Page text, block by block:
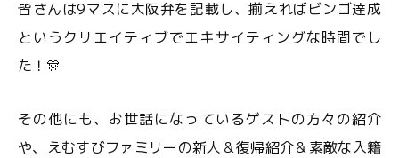
皆さんは9マスに大阪弁を記載し、揃えればビンゴ達成
というクリエイティブでエキサイティングな時間でし
た！🎊
その他にも、お世話になっているゲストの方々の紹介
や、えむすびファミリーの新人＆復帰紹介＆素敵な入籍